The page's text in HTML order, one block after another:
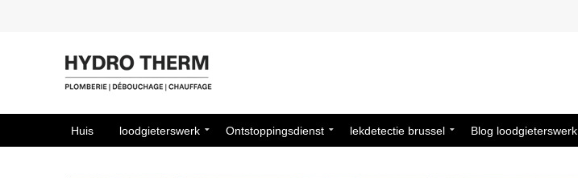
Huis loodgieterswerk Ontstoppingsdienst lekdetectie brussel Blog loodgieterswerk